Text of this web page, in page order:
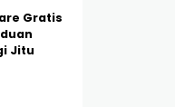
Gratis
Jitu